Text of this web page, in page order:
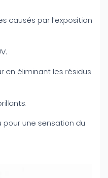
causés par l’exposition
en éliminant les résidus
pour une sensation du